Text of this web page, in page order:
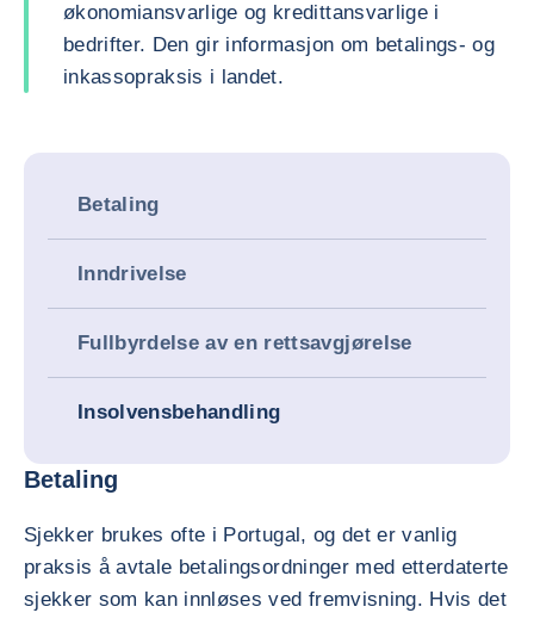
økonomiansvarlige og kredittansvarlige i
bedrifter. Den gir informasjon om betalings- og
inkassopraksis i landet.
Betaling
Inndrivelse
Fullbyrdelse av en rettsavgjørelse
Insolvensbehandling
Betaling
Sjekker brukes ofte i Portugal, og det er vanlig
praksis å avtale betalingsordninger med etterdaterte
sjekker som kan innløses ved fremvisning. Hvis det